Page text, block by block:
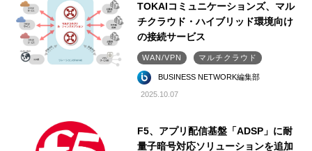
TOKAIコミュニケーションズ、マル
チクラウド・ハイブリッド環境向け
の接続サービス
WAN/VPN マルチクラウド
BUSINESS NETWORK編集部
2025.10.07
F5、アプリ配信基盤「ADSP」に耐
量子暗号対応ソリューションを追加